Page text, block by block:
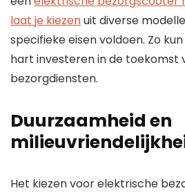
laat je kiezenuit diverse
specifieke eisen voldoen. Zo
hart investeren in de toekomst
bezorgdiensten.
Duurzaamheid en
Het kiezen voor elektrische